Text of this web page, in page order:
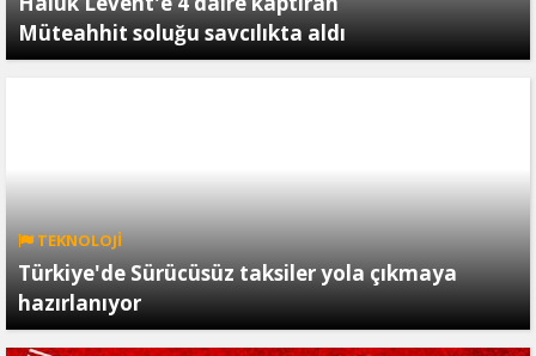
Müteahhit soluğu savcılıkta aldı
TEKNOLOJİ
Türkiye'de Sürücüsüz taksiler yola çıkmaya
hazırlanıyor